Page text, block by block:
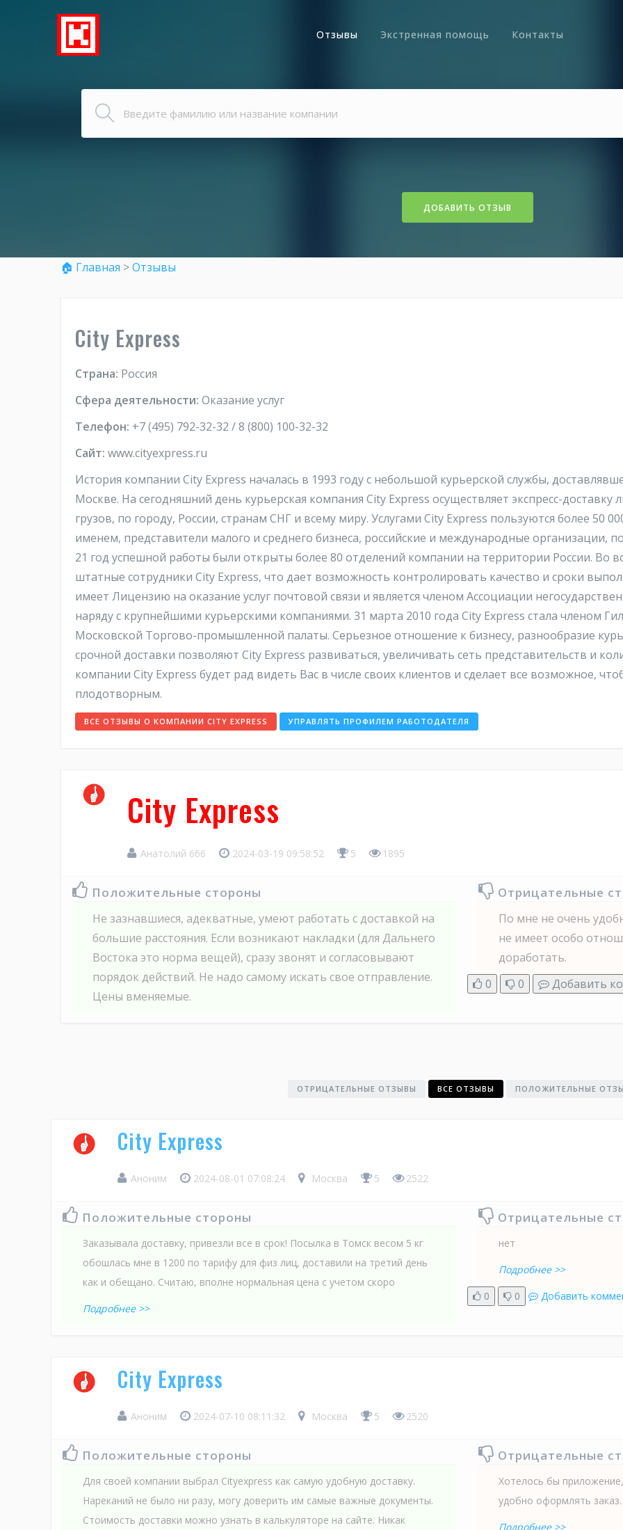
Отзывы Экстренная помощь Контакты
ДОБАВИТЬ ОТЗЫВ
🏠 Главная >Отзывы
City Express
Страна: Россия
Сфера деятельности: Оказание услуг
Телефон: +7 (495) 792-32-32 / 8 (800) 100-32-32
Сайт: www.cityexpress.ru
История компании City Express началась в 1993 году с небольшой курьерской службы,
Москве. На сегодняшний день курьерская компания City Express осуществляет экспресс-
грузов, по городу, России, странам СНГ и всему миру. Услугами City Express пользуются более 50
именем, представители малого и среднего бизнеса, российские и международные организации,
21 год успешной работы были открыты более 80 отделений компании на территории России. Во
штатные сотрудники City Express, что дает возможность контролировать качество и сроки
имеет Лицензию на оказание услуг почтовой связи и является членом Ассоциации
наряду с крупнейшими курьерскими компаниями. 31 марта 2010 года City Express стала членом
Московской Торгово-промышленной палаты. Серьезное отношение к бизнесу, разнообразие
срочной доставки позволяют City Express развиваться, увеличивать сеть представительств и
компании City Express будет рад видеть Вас в числе своих клиентов и сделает все возможное,
плодотворным.
ВСЕ ОТЗЫВЫ О КОМПАНИИ CITY EXPRESS УПРАВЛЯТЬ ПРОФИЛЕМ РАБОТОДАТЕЛЯ
City Express
Анатолий 666 2024-03-19 09:58:52 5 1895
Положительные стороны
Не зазнавшиеся, адекватные, умеют работать с доставкой на
большие расстояния. Если возникают накладки (для Дальнего
Востока это норма вещей), сразу звонят и согласовывают
порядок действий. Не надо самому искать свое отправление.
Цены вменяемые.
Отрицательные
По мне не очень
не имеет особо
доработать.
0
0 Добавить
ОТРИЦАТЕЛЬНЫЕ ОТЗЫВЫ ВСЕ ОТЗЫВЫ ПОЛОЖИТЕЛЬНЫЕ
City Express
Аноним 2024-08-01 07:08:24 Москва 5 2522
Положительные стороны
Заказывала доставку, привезли все в срок! Посылка в Томск весом 5 кг
обошлась мне в 1200 по тарифу для физ лиц, доставили на третий день
как и обещано. Считаю, вполне нормальная цена с учетом скоро
Подробнее >>
Отрицательные
нет
Подробнее >>
0
0 Добавить
City Express
Аноним 2024-07-10 08:11:32 Москва 5 2520
Положительные стороны
Для своей компании выбрал Cityexpress как самую удобную доставку.
Нареканий не было ни разу, могу доверить им самые важные документы.
Стоимость доставки можно узнать в калькуляторе на сайте. Никак
Отрицательные
Хотелось бы
удобно оформлять
Подробнее >>